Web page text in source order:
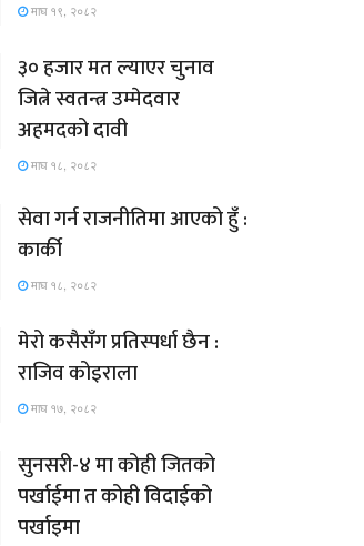
माघ १९, २०८२
३० हजार मत ल्याएर चुनाव
जित्ने स्वतन्त्र उम्मेदवार
अहमदको दावी
माघ १८, २०८२
सेवा गर्न राजनीतिमा आएको हुँ :
कार्की
माघ १८, २०८२
मेरो कसैसँग प्रतिस्पर्धा छैन :
राजिव कोइराला
माघ १७, २०८२
सुनसरी-४ मा कोही जितको
पर्खाईमा त कोही विदाईको
पर्खाइमा